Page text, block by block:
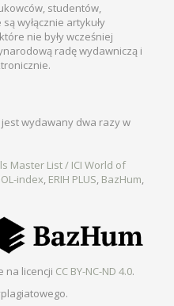
studentów,
wyłącznie artykuły
nie były wcześniej
radę wydawniczą i
jest wydawany dwa razy w
Master List / ICI World of
index, ERIH PLUS, BazHum,
na licencji CC BY-NC-ND 4.0.